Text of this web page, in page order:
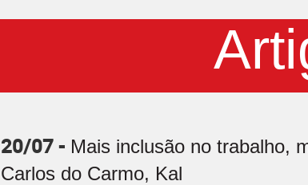
20/07 - Mais inclusão no trabalho,
Carlos do Carmo, Kal